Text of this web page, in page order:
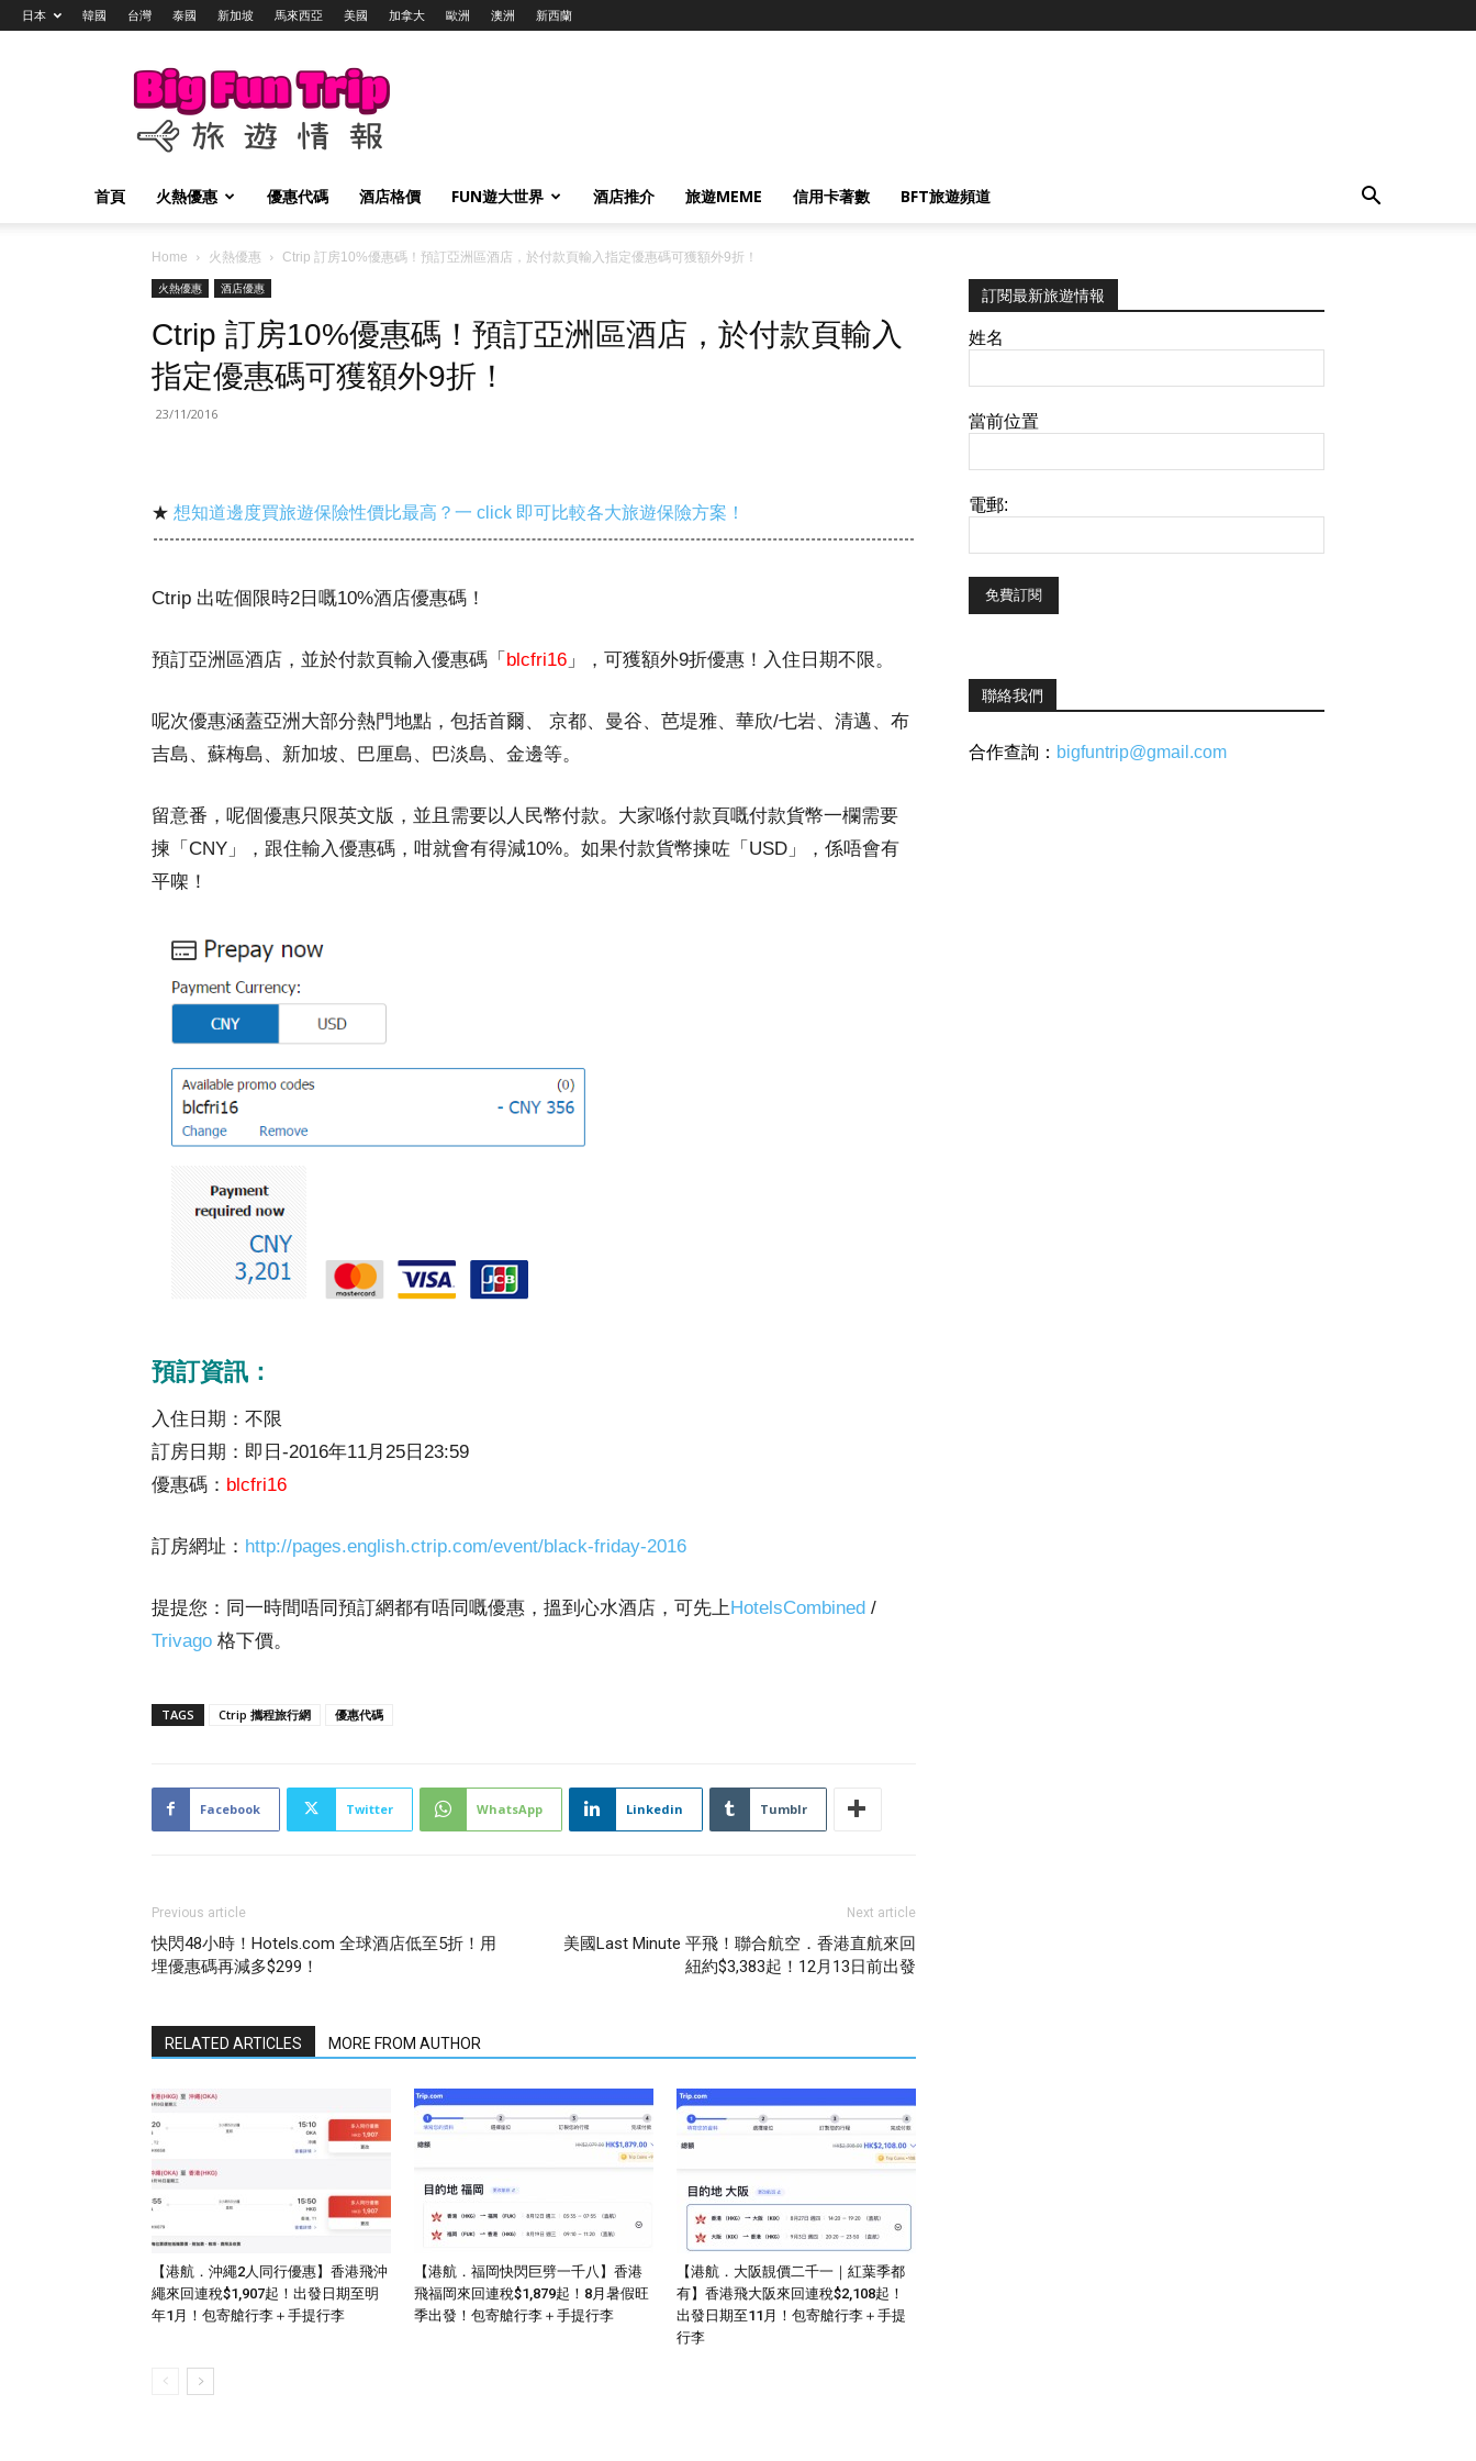
日本 韓國 台灣 泰國 新加坡 馬來西亞 美國 加拿大 歐洲 澳洲 新西蘭
Big
Trip
旅
情
報
首頁 火熱優惠 優惠代碼 酒店格價 FUN遊大世界 酒店推介 旅遊MEME 信用卡著數 BFT旅遊頻道
Home 火熱優惠
Ctrip 訂房10%優惠碼！預訂亞洲區酒店，於付款頁輸入指定優惠碼可獲額外9折！
火熱優惠
酒店優惠
Ctrip 訂房10%優惠碼！預訂亞洲區酒店，於付款頁輸入
指定優惠碼可獲額外9折！
23/11/2016
★ 想知道邊度買旅遊保險性價比最高？一 click 即可比較各大旅遊保險方案！
Ctrip 出咗個限時2日嘅10%酒店優惠碼！
預訂亞洲區酒店，並於付款頁輸入優惠碼「 blcfri16 」，可獲額外9折優惠！入住日期不限。
呢次優惠涵蓋亞洲大部分熱門地點，包括首爾、 京都、曼谷、芭堤雅、華欣/七岩、清邁、布
吉島、蘇梅島、新加坡、巴厘島、巴淡島、金邊等。
留意番，呢個優惠只限英文版，並且需要以人民幣付款。大家喺付款頁嘅付款貨幣一欄需要
揀「CNY」，跟住輸入優惠碼，咁就會有得減10%。如果付款貨幣揀咗「USD」，係唔會有
平㗎！
預訂資訊：
入住日期：不限
訂房日期：即日-2016年11月25日23:59
優惠碼： blcfri16
訂房網址： http://pages.english.ctrip.com/event/black-friday-2016
提提您：同一時間唔同預訂網都有唔同嘅優惠，搵到心水酒店，可先上HotelsCombined /
Trivago 格下價。
TAGS Ctrip 攜程旅行網 優惠代碼
Facebook Twitter WhatsApp Linkedin Tumblr
Previous article
快閃48小時！Hotels.com 全球酒店低至5折！用
埋優惠碼再減多$299！
Next article
美國Last Minute 平飛！聯合航空．香港直航來回
紐約$3,383起！12月13日前出發
RELATED ARTICLES MORE FROM AUTHOR
【港航．沖繩2人同行優惠】香港飛沖
繩來回連稅$1,907起！出發日期至明
年1月！包寄艙行李＋手提行李
【港航．福岡快閃巨劈一千八】香港
飛福岡來回連稅$1,879起！8月暑假旺
季出發！包寄艙行李＋手提行李
【港航．大阪靚價二千一｜紅葉季都
有】香港飛大阪來回連稅$2,108起！
出發日期至11月！包寄艙行李＋手提
行李
訂閱最新旅遊情報
姓名
當前位置
電郵:
聯絡我們
合作查詢： bigfuntrip@gmail.com